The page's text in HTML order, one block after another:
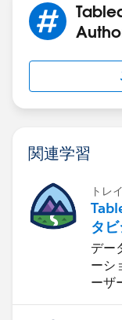
関連学習
トレ
タ
ンを
デー
ーシ
ーザ